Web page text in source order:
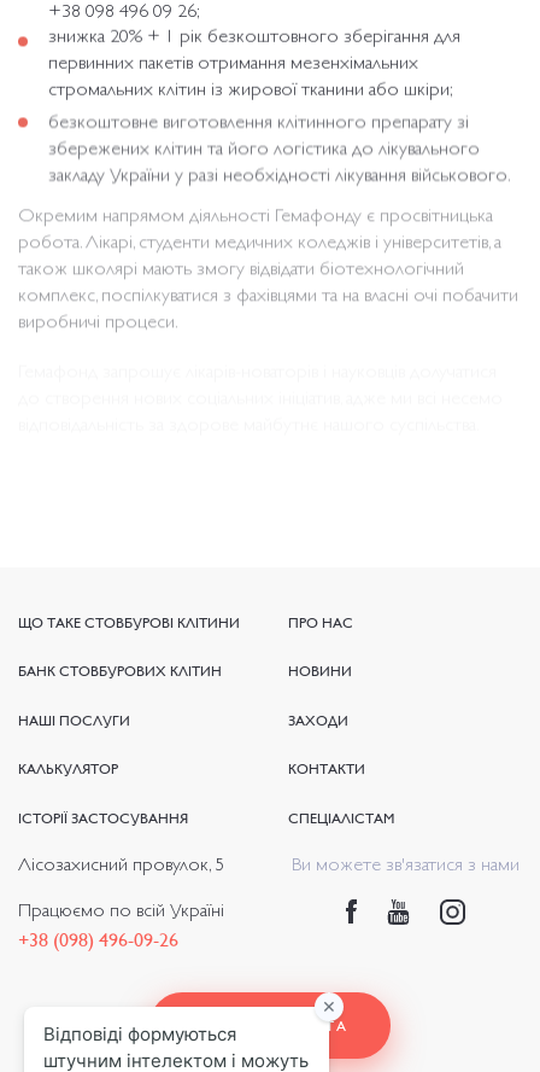
+38 098 496 09 26;
знижка 20% + 1 рік безкоштовного зберігання для
первинних пакетів отримання мезенхімальних
стромальних клітин із жирової тканини або шкіри;
безкоштовне виготовлення клітинного препарату зі
збережених клітин та його логістика до лікувального
закладу України у разі необхідності лікування військового.
робота. Лікарі, студенти медичних коледжів і університетів, а
також школярі мають змогу відвідати біотехнологічний
комплекс, поспілкуватися з фахівцями та на власні очі побачити
виробничі процеси.
ЩО ТАКЕ СТОВБУРОВІ КЛІТИНИ
ЩО ТАКЕ СТОВБУРОВІ КЛІТИНИ
БАНК СТОВБУРОВИХ КЛІТИН
БАНК СТОВБУРОВИХ КЛІТИН
НАШІ ПОСЛУГИ
НАШІ ПОСЛУГИ
КАЛЬКУЛЯТОР
КАЛЬКУЛЯТОР
ІСТОРІЇ ЗАСТОСУВАННЯ
ІСТОРІЇ ЗАСТОСУВАННЯ
ПРО НАС
ПРО НАС
НОВИНИ
НОВИНИ
ЗАХОДИ
ЗАХОДИ
КОНТАКТИ
КОНТАКТИ
СПЕЦІАЛІСТАМ
СПЕЦІАЛІСТАМ
Лісозахисний провулок, 5
Працюємо по всій Україні
+38 (098) 496-09-26
+38 (098) 496-09-26
Ви можете зв'язатися з нами
ОНЛАЙН ОПЛАТА